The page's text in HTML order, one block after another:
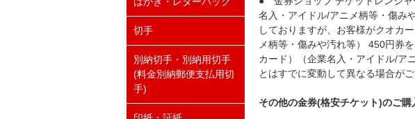
名入・アイドル/アニメ柄等・傷み
しておりますが、お客様がクオカ
メ柄等・傷みや汚れ等） 450円券
カード）（企業名入・アイドル/ア
とはすでに変動して異なる場合が
その他の金券(格安チケット)のご
切手
別納切手・別納用切手
(料金別納郵便支払用切
手)